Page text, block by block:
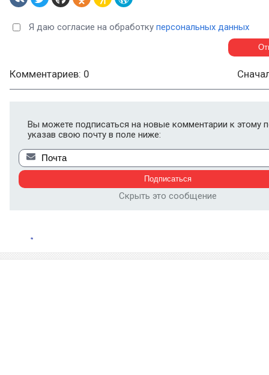
Я даю согласие на обработку персональных данных
Комментариев: 0
Вы можете подписаться на новые комментарии к этому
указав свою почту в поле ниже:
Скрыть это сообщение